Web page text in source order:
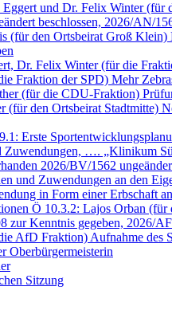
und Dr. Felix Winter
beschlossen, 2026/AN/
(für den Ortsbeirat Groß
Dr. Felix Winter (für die
Fraktion der SPD) Mehr
(für die CDU-Fraktion)
(für den Ortsbeirat Stadtmitte)
Erste
Zuwendungen, …. „Klinikum
2026/BV/1562
und Zuwendungen an den
in Form einer Erbschaft
Ö 10.3.2: Lajos Orban
zur Kenntnis gegeben, 2026/
AfD Fraktion) Aufnahme des
Oberbürgermeisterin
Sitzung